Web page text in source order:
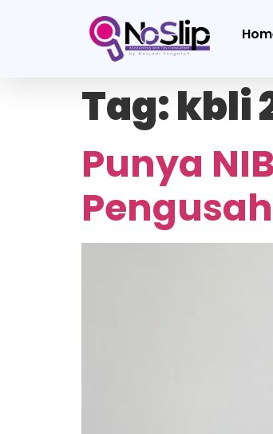
Tag:kbli
Punya